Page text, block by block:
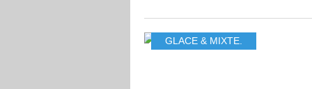
GLACE & MIXTE.